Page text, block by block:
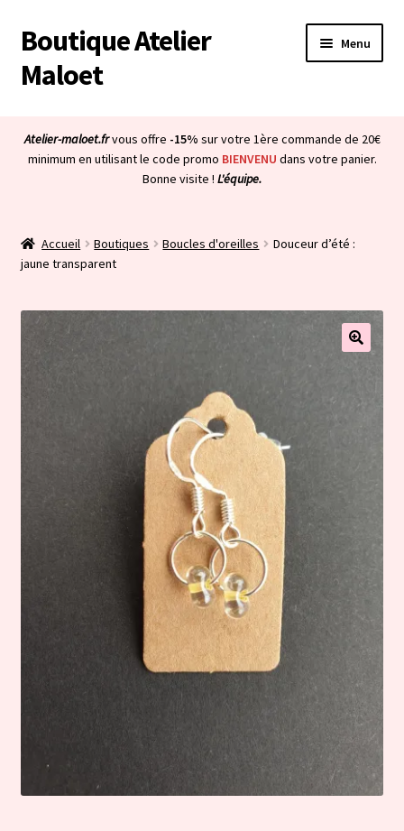
Aller
à
la
Aller
au
contenu
Boutique Atelier
Maloet
Menu
Boutique
Ouvrir
menu
À propos & CGV
Ouvrir
enfant
Blog
le
menu
Bienvenue dans la boutique
Atelier-maloet.frvous offre -15% sur votre 1ère commande de 20€
minimum en utilisant le code promo BIENVENU dans votre panier.
Bonne visite ! L'équipe.
Accueil Boutiques Boucles d'oreilles
Douceur d’été :
jaune transparent